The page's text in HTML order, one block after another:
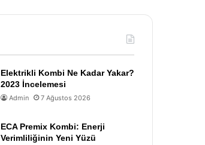
Elektrikli Kombi Ne Kadar Yakar?
2023 İncelemesi
Admin 7 Ağustos 2026
ECA Premix Kombi: Enerji
Verimliliğinin Yeni Yüzü